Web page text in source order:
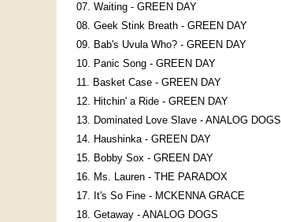
07. Waiting - GREEN DAY
08. Geek Stink Breath - GREEN DAY
09. Bab's Uvula Who? - GREEN DAY
10. Panic Song - GREEN DAY
11. Basket Case - GREEN DAY
12. Hitchin' a Ride - GREEN DAY
13. Dominated Love Slave - ANALOG DOGS
14. Haushinka - GREEN DAY
15. Bobby Sox - GREEN DAY
16. Ms. Lauren - THE PARADOX
17. It's So Fine - MCKENNA GRACE
18. Getaway - ANALOG DOGS